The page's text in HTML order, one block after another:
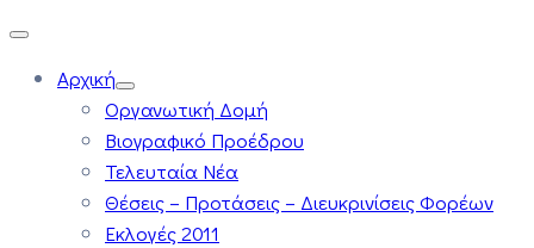
Αρχική
Οργανωτική Δομή
Βιογραφικό Προέδρου
Τελευταία Νέα
Θέσεις – Προτάσεις – Διευκρινίσεις Φορέων
Εκλογές 2011